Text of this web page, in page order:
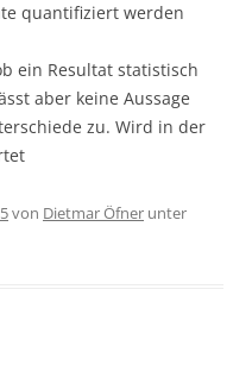
quantifiziert werden
ein Resultat statistisch
aber keine Aussage
zu. Wird in der
von Dietmar Öfner unter